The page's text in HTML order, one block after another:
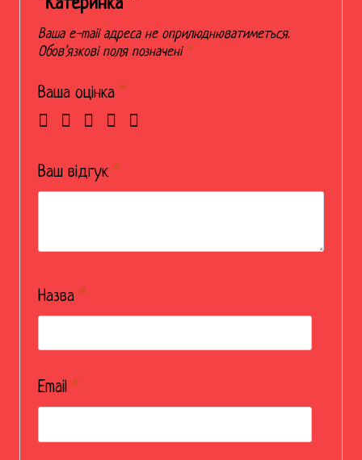
“Катеринка””
Ваша e-mail адреса не оприлюднюватиметься.
Обов’язкові поля позначені *
Ваша оцінка *
Ваш відгук *
Назва *
Email *